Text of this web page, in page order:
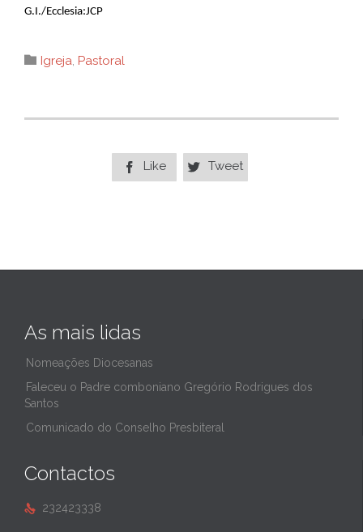
G.I./Ecclesia:JCP
 Category
Igreja, Pastoral
 Like  Tweet
As mais lidas
Nomeações Diocesanas
Faleceu o Padre comboniano Gregório Rodrigues dos
Santos
Comunicado do Conselho Presbiteral
Contactos
 232423338